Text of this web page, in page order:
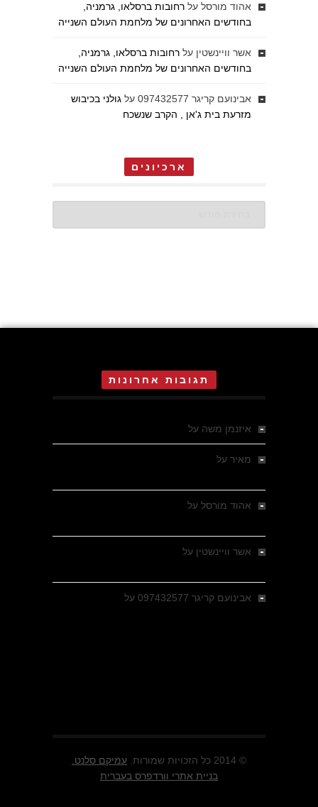
אהוד מורסל על רחובות ברסלאו, גרמניה,
בחודשים האחרונים של מלחמת העולם השנייה
אשר וויינשטין על רחובות ברסלאו, גרמניה,
בחודשים האחרונים של מלחמת העולם השנייה
אבינועם קריגר 097432577 על גולני בכיבוש
מזרעת בית ג'אן , הקרב שנשכח
ארכיונים
תגובות אחרונות
איזנמן משה על
מאיר על
אהוד מורסל על
אשר וויינשטין על
אבינועם קריגר 097432577 על
© 2014 כל הזכויות שמורות.
עמיקם סלנט.
בניית אתרי וורדפרס בעברית